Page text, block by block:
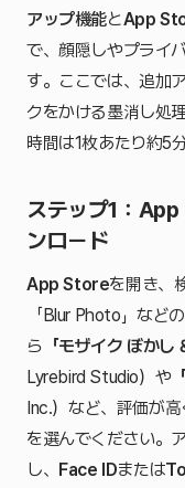
アップ機能とApp
で、顔隠しやプライ
す。ここでは、追加
クをかける墨消し処
時間は1枚あたり約5
ステップ1：
ンロード
App Storeを開き、
「Blur Photo」など
ら 「モザイク ぼかし
Lyrebird Studio）や
Inc.）など、評価が
を選んでください。
し、 Face IDまたは